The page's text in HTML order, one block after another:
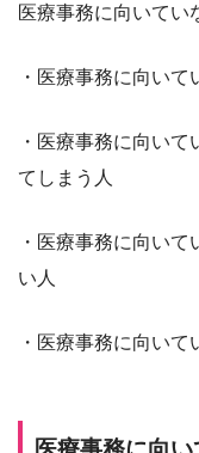
医療事務に向いてい
・医療事務に向い
・医療事務に向い
てしまう人
・医療事務に向い
い人
・医療事務に向い